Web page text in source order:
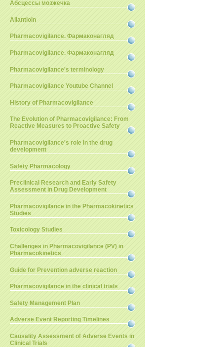
Абсцессы мозжечка
Allantioin
Pharmacovigilance. Фармаконагляд
Pharmacovigilance. Фармаконагляд
Pharmacovigilance's terminology
Pharmacovigilance Youtube Channel
History of Pharmacovigilance
The Evolution of Pharmacovigilance: From
Reactive Measures to Proactive Safety
Pharmacovigilance's role in the drug
development
Safety Pharmacology
Preclinical Research and Early Safety
Assessment in Drug Development
Pharmacovigilance in the Pharmacokinetics
Studies
Toxicology Studies
Challenges in Pharmacovigilance (PV) in
Pharmacokinetics
Guide for Prevention adverse reaction
Pharmacovigilance in the clinical trials
Safety Management Plan
Adverse Event Reporting Timelines
Causality Assessment of Adverse Events in
Clinical Trials